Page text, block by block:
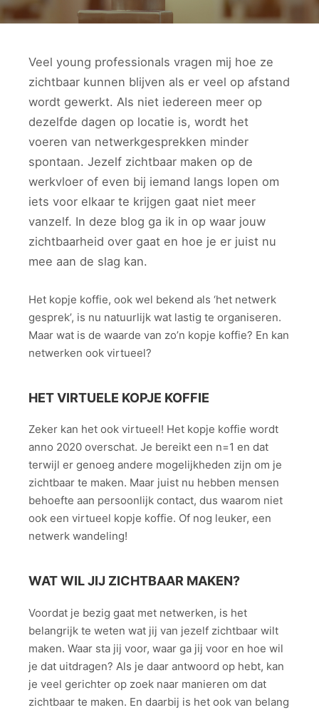
Veel young professionals vragen mij hoe ze
zichtbaar kunnen blijven als er veel op afstand
wordt gewerkt. Als niet iedereen meer op
dezelfde dagen op locatie is, wordt het
voeren van netwerkgesprekken minder
spontaan. Jezelf zichtbaar maken op de
werkvloer of even bij iemand langs lopen om
iets voor elkaar te krijgen gaat niet meer
vanzelf. In deze blog ga ik in op waar jouw
zichtbaarheid over gaat en hoe je er juist nu
mee aan de slag kan.
Het kopje koffie, ook wel bekend als ‘het netwerk
gesprek’, is nu natuurlijk wat lastig te organiseren.
Maar wat is de waarde van zo’n kopje koffie? En kan
netwerken ook virtueel?
HET VIRTUELE KOPJE KOFFIE
Zeker kan het ook virtueel! Het kopje koffie wordt
anno 2020 overschat. Je bereikt een n=1 en dat
terwijl er genoeg andere mogelijkheden zijn om je
zichtbaar te maken. Maar juist nu hebben mensen
behoefte aan persoonlijk contact, dus waarom niet
ook een virtueel kopje koffie. Of nog leuker, een
netwerk wandeling!
WAT WIL JIJ ZICHTBAAR MAKEN?
Voordat je bezig gaat met netwerken, is het
belangrijk te weten wat jij van jezelf zichtbaar wilt
maken. Waar sta jij voor, waar ga jij voor en hoe wil
je dat uitdragen? Als je daar antwoord op hebt, kan
je veel gerichter op zoek naar manieren om dat
zichtbaar te maken. En daarbij is het ook van belang